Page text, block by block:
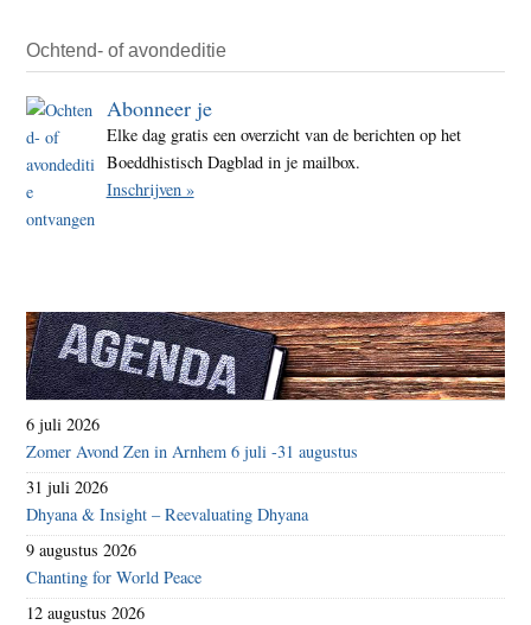
Ochtend- of avondeditie
Abonneer je
Elke dag gratis een overzicht van de berichten op het
Boeddhistisch Dagblad in je mailbox.
Inschrijven »
6 juli 2026
Zomer Avond Zen in Arnhem 6 juli -31 augustus
31 juli 2026
Dhyana & Insight – Reevaluating Dhyana
9 augustus 2026
Chanting for World Peace
12 augustus 2026